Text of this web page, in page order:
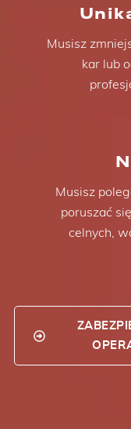
Musisz
kar lub
Musisz
poruszać
celnych,